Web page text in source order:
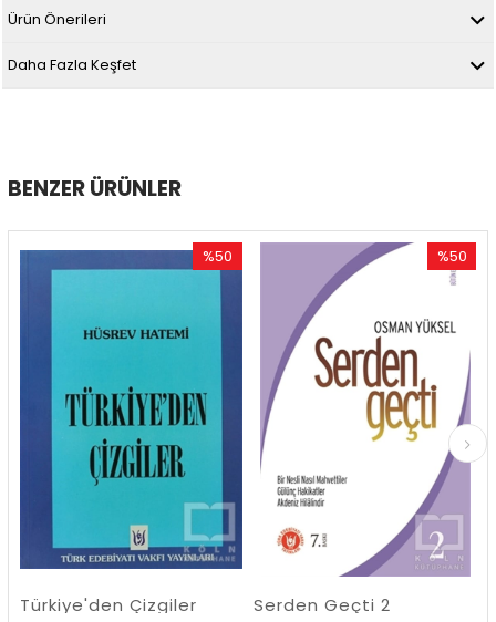
Ürün Önerileri
Daha Fazla Keşfet
BENZER ÜRÜNLER
Çizgiler
%50
Serden Geçti 2
%50
İndirim
%50İndirim
Yol Hali